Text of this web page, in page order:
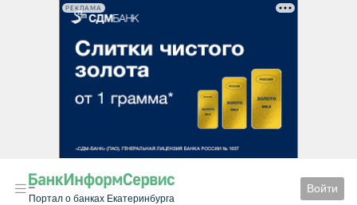
РЕКЛАМА
Портал о банках Екатеринбурга
Войти